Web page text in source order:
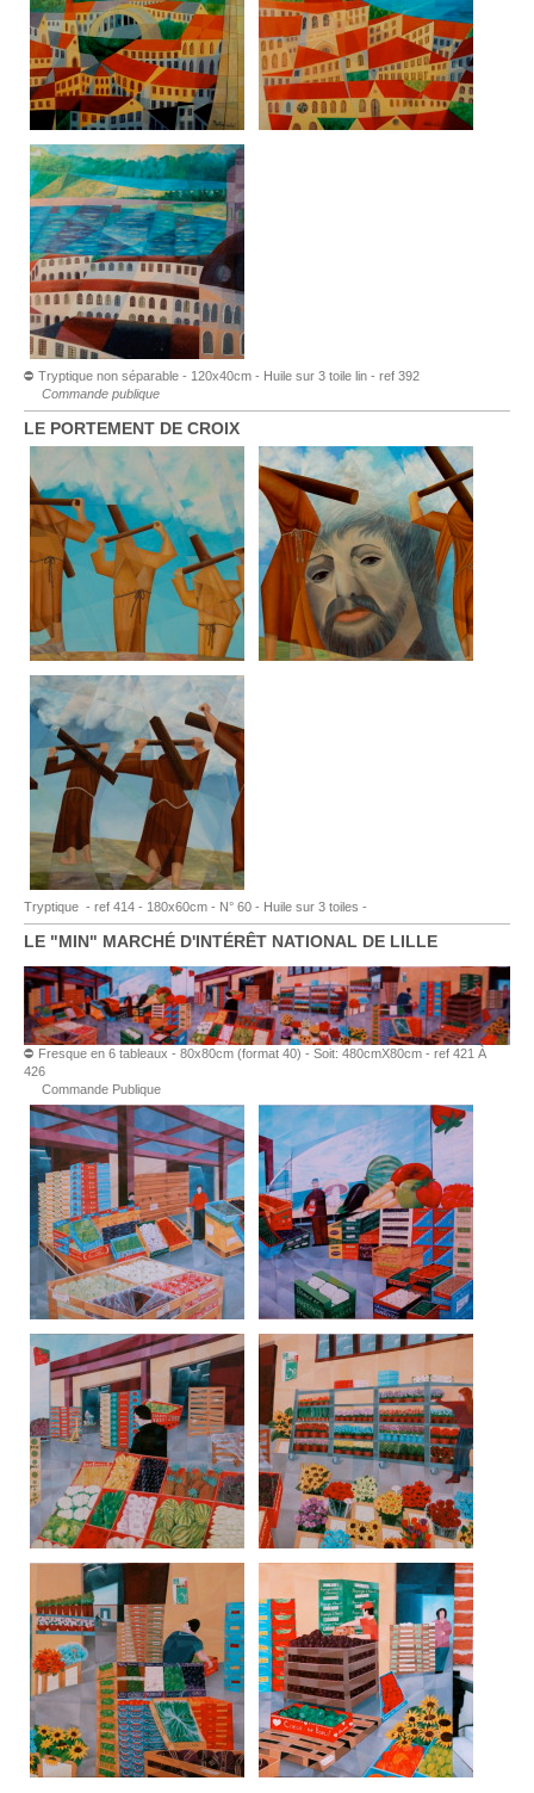
⛔ Tryptique non séparable - 120x40cm - Huile sur 3 toile lin - ref 392
Commande publique
LE PORTEMENT DE CROIX
Tryptique - ref 414 - 180x60cm - N° 60 - Huile sur 3 toiles -
LE "MIN" MARCHÉ D'INTÉRÊT NATIONAL DE LILLE
⛔ Fresque en 6 tableaux - 80x80cm (format 40) - Soit: 480cmX80cm - ref 421 À
426
Commande Publique